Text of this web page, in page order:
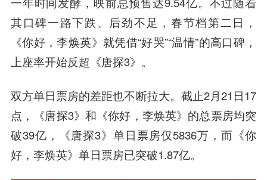
其口碑一路下跌、后劲不足，春节档第二日，
《你好，李焕英》就凭借“好哭”“温情”的高口碑，
上座率开始反超《唐探3》。
双方单日票房的差距也不断拉大。截止2月21日17
点，《唐探3》和《你好，李焕英》的总票房均突
破39亿，《唐探3》单日票房仅5836万，而《你
好，李焕英》单日票房已突破1.87亿。